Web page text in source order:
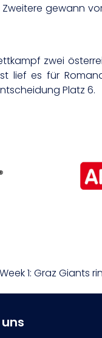
gewann
zwei
lief es für
Platz 6.
Week 1: Graz